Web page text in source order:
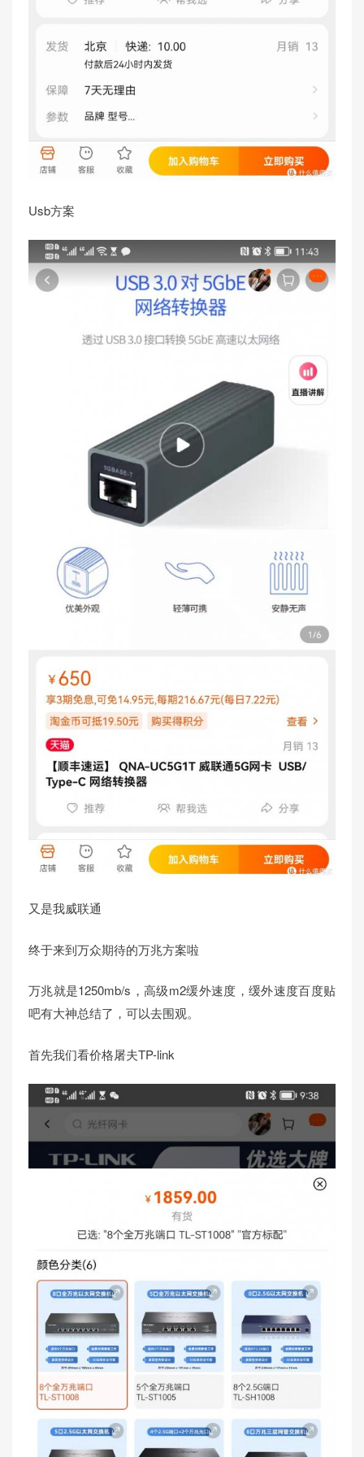
Usb方案
又是我威联通
终于来到万众期待的万兆方案啦
万兆就是1250mb/s，高级m2缓外速度，缓外速度百度贴
吧有大神总结了，可以去围观。
首先我们看价格屠夫TP-link